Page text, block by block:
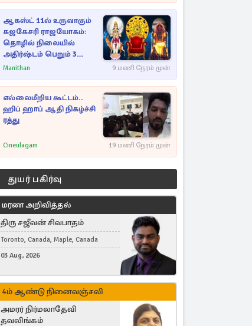
ஆகஸ்ட் 11ல் உருவாகும்
கஜகேசரி ராஜயோகம்:
தொழில் நிலையில்
அதிர்ஷ்டம் பெறும் 3
ராசிகள்!
Manithan 9 மணி நேரம் முன்
எல்லைமீறிய கூட்டம்..
ஹிப் ஹாப் ஆதி நிகழ்ச்சி
ரத்து
Cineulagam 19 மணி நேரம் முன்
துயர் பகிர்வு
மரண அறிவித்தல்
திரு சஜீவன் சிவபாதம்
Toronto, Canada, Maple, Canada
03 Aug, 2026
4ம் ஆண்டு நினைவஞ்சலி
அமரர் நிர்மலாதேவி
தவலிங்கம்